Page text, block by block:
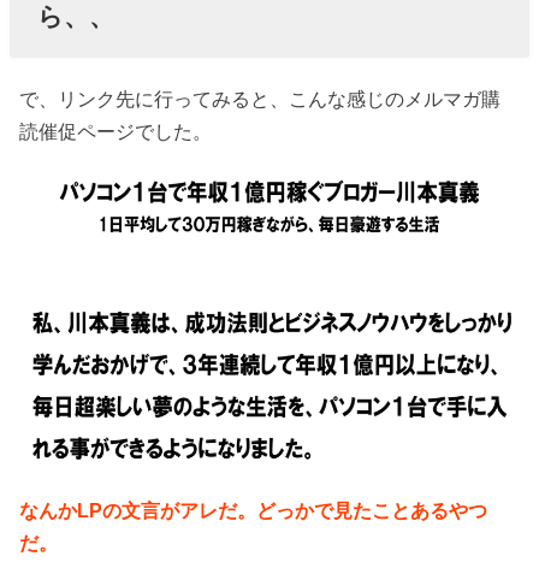
ら、、
で、リンク先に行ってみると、こんな感じのメルマガ購
読催促ページでした。
なんかLPの文言がアレだ。どっかで見たことあるやつ
だ。